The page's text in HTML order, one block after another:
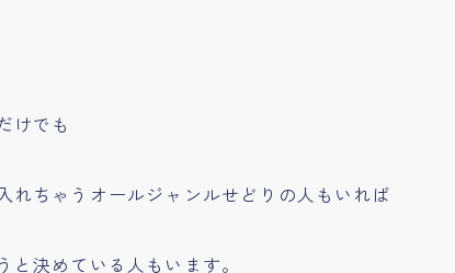
けでも
れちゃうオールジャンルせどりの人もいれば
決めている人もいます。